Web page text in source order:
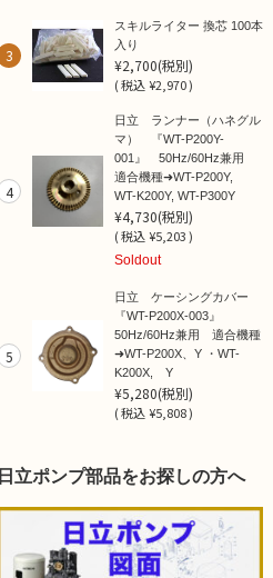
3
スキルライター 換芯 100本
入り
¥2,700(税別)
(税込¥2,970 )
4
日立 ランナー（ハネグル
マ） 『WT-P200Y-
001』 50Hz/60Hz兼用
適合機種➜WT-P200Y,
WT-K200Y, WT-P300Y
¥4,730(税別)
(税込¥5,203 )
Soldout
5
日立 ケーシングカバー
『WT-P200X-003』
50Hz/60Hz兼用 適合機種
➜WT-P200X、Y ・WT-
K200X, Y
¥5,280(税別)
(税込¥5,808 )
日立ポンプ部品をお探しの方へ